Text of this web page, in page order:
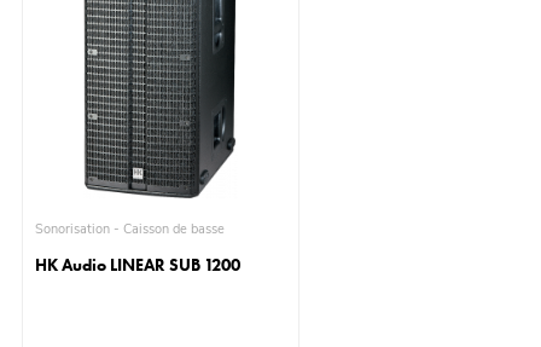
Sonorisation - Caisson de basse
HK Audio LINEAR SUB 1200